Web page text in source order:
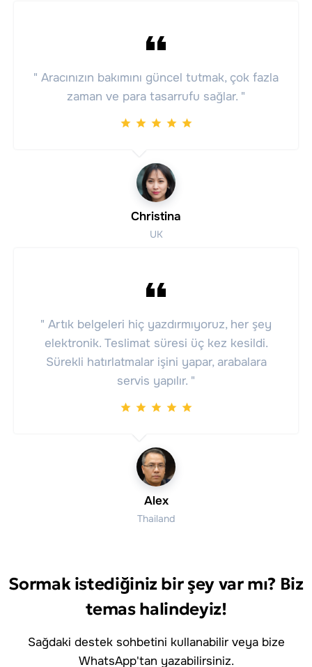
" Aracınızın bakımını güncel tutmak, çok fazla
zaman ve para tasarrufu sağlar. "
Christina
UK
" Artık belgeleri hiç yazdırmıyoruz, her şey
elektronik. Teslimat süresi üç kez kesildi.
Sürekli hatırlatmalar işini yapar, arabalara
servis yapılır. "
Alex
Thailand
Sormak istediğiniz bir şey var mı? Biz
temas halindeyiz!
Sağdaki destek sohbetini kullanabilir veya bize
WhatsApp'tan yazabilirsiniz.